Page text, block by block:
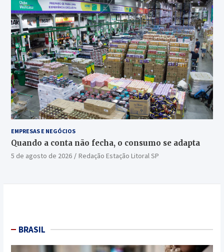
EMPRESAS E NEGÓCIOS
Quando a conta não fecha, o consumo se adapta
5 de agosto de 2026 Redação Estação Litoral SP
BRASIL